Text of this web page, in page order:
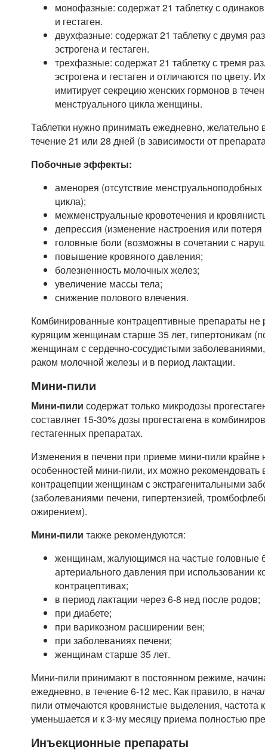
монофазные: содержат 21 таблетку с
и гестаген.
двухфазные: содержат 21 таблетку с двумя
эстрогена и гестаген.
трехфазные: содержат 21 таблетку с тремя
эстрогена и гестаген и отличаются по цвету.
имитирует секрецию женских гормонов в
менструального цикла женщины.
Таблетки нужно принимать ежедневно, желательно
течение 21 или 28 дней (в зависимости от
Побочные эффекты:
аменорея (отсутствие менструальноподобных
цикла);
межменструальные кровотечения и
депрессия (изменение настроения или
головные боли (возможны в сочетании с
повышение кровяного давления;
болезненность молочных желез;
увеличение массы тела;
снижение полового влечения.
Комбинированные контрацептивные препараты не
курящим женщинам старше 35 лет, гипертоникам
женщинам с сердечно-сосудистыми
раком молочной железы и в период лактации.
Мини-пили
Мини-пили содержат только микродозы
составляет 15-30% дозы прогестагена в
гестагенных препаратах.
Изменения в печени при приеме мини-пили крайне
особенностей мини-пили, их можно рекомендовать
контрацепции женщинам с экстрагенитальными
(заболеваниями печени, гипертензией,
ожирением).
Мини-пили также рекомендуются:
женщинам, жалующимся на частые головные
артериального давления при использовании
контрацептивах;
в период лактации через 6-8 нед после родов;
при диабете;
при варикозном расширении вен;
при заболеваниях печени;
женщинам старше 35 лет.
Мини-пили принимают в постоянном режиме,
ежедневно, в течение 6-12 мес. Как правило, в
пили отмечаются кровянистые выделения, частота
уменьшается и к 3-му месяцу приема полностью
Инъекционные препараты